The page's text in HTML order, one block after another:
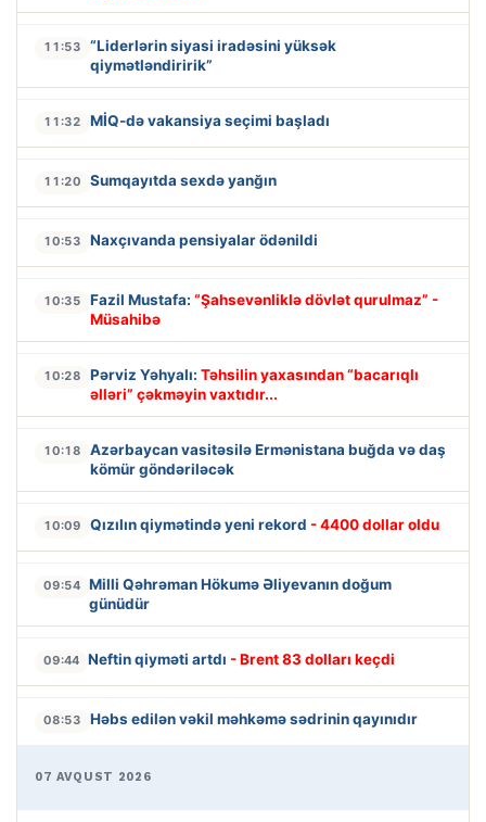
11:53
“Liderlərin siyasi iradəsini yüksək
qiymətləndiririk”
11:32 MİQ-də vakansiya seçimi başladı
11:20 Sumqayıtda sexdə yanğın
10:53 Naxçıvanda pensiyalar ödənildi
10:35 Fazil Mustafa: “Şahsevənliklə dövlət qurulmaz” -
Müsahibə
10:28 Pərviz Yəhyalı: Təhsilin yaxasından “bacarıqlı
əlləri” çəkməyin vaxtıdır...
10:18
Azərbaycan vasitəsilə Ermənistana buğda və daş
kömür göndəriləcək
10:09 Qızılın qiymətində yeni rekord - 4400 dollar oldu
09:54 Milli Qəhrəman Hökumə Əliyevanın doğum
günüdür
09:44 Neftin qiyməti artdı - Brent 83 dolları keçdi
08:53 Həbs edilən vəkil məhkəmə sədrinin qayınıdır
07 AVQUST 2026